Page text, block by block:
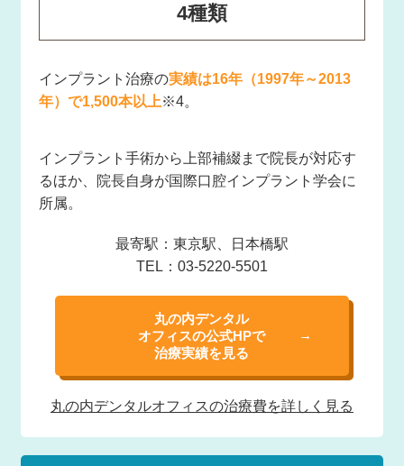
4種類
インプラント治療の実績は16年（1997年～2013
年）で1,500本以上※4。
インプラント手術から上部補綴まで院長が対応す
るほか、院長自身が国際口腔インプラント学会に
所属。
最寄駅：東京駅、日本橋駅
TEL：03-5220-5501
丸の内デンタル
オフィスの公式HPで
治療実績を見る
丸の内デンタルオフィスの治療費を詳しく見る